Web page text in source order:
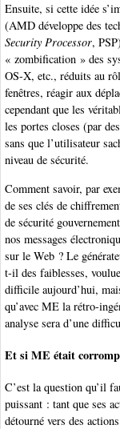
Ensuite, si cette idée
(AMD développe des
Security Processor,
« zombification » des
OS-X, etc., réduits au
fenêtres, réagir aux
cependant que les
les portes closes (par
sans que l’utilisateur
niveau de sécurité.
Comment savoir, par
de ses clés de
de sécurité
nos messages
sur le Web ? Le
t-il des faiblesses,
difficile aujourd’hui,
qu’avec ME la rétro-
analyse sera d’une
Et si ME était
C’est la question qu’il
puissant : tant que ses
détourné vers des